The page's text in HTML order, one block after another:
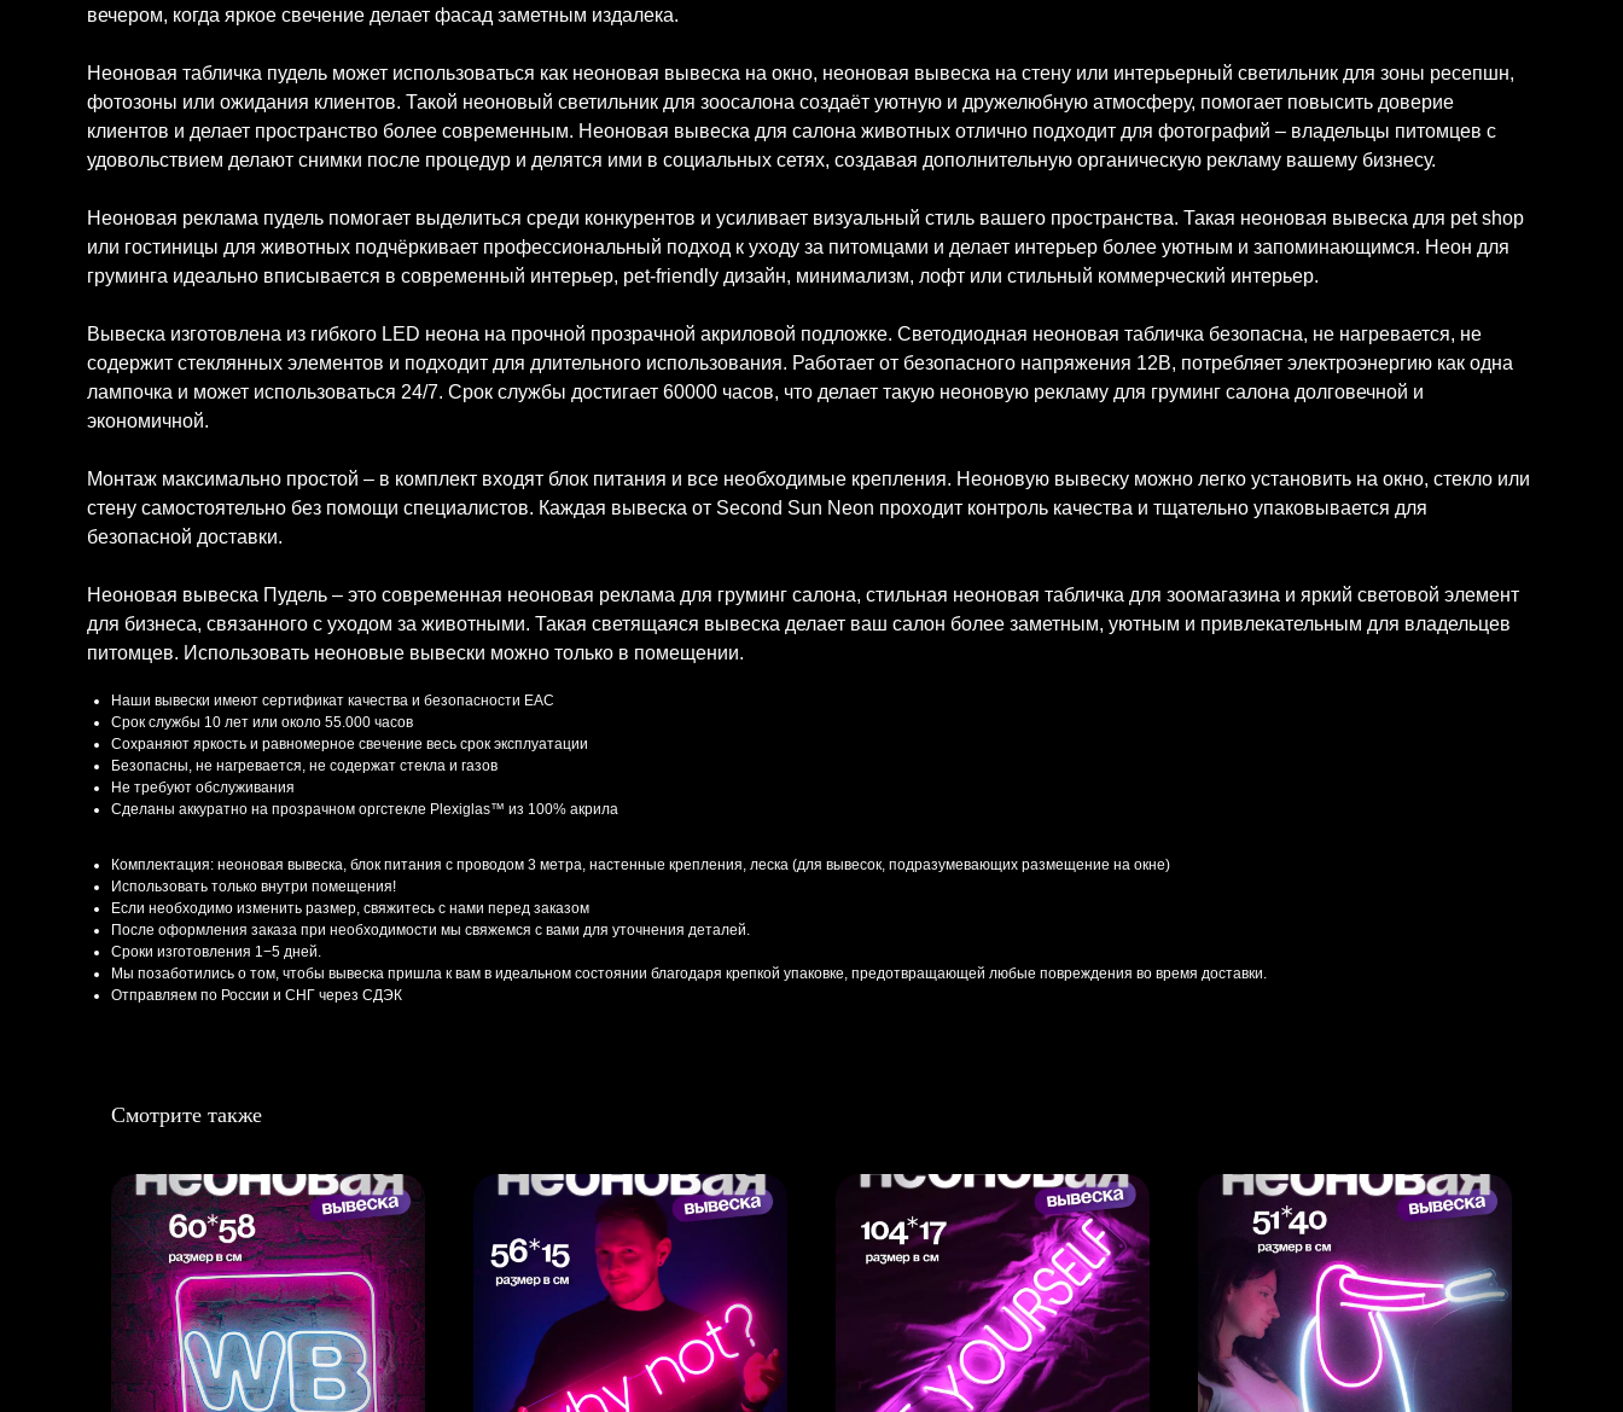
вечером, когда яркое свечение делает фасад заметным издалека.
Неоновая табличка пудель может использоваться как неоновая вывеска на окно, неоновая вывеска на стену или интерьерный светильник для зоны ресепшн,
фотозоны или ожидания клиентов. Такой неоновый светильник для зоосалона создаёт уютную и дружелюбную атмосферу, помогает повысить доверие
клиентов и делает пространство более современным. Неоновая вывеска для салона животных отлично подходит для фотографий – владельцы питомцев с
удовольствием делают снимки после процедур и делятся ими в социальных сетях, создавая дополнительную органическую рекламу вашему бизнесу.
Неоновая реклама пудель помогает выделиться среди конкурентов и усиливает визуальный стиль вашего пространства. Такая неоновая вывеска для pet shop
или гостиницы для животных подчёркивает профессиональный подход к уходу за питомцами и делает интерьер более уютным и запоминающимся. Неон для
груминга идеально вписывается в современный интерьер, pet-friendly дизайн, минимализм, лофт или стильный коммерческий интерьер.
Вывеска изготовлена из гибкого LED неона на прочной прозрачной акриловой подложке. Светодиодная неоновая табличка безопасна, не нагревается, не
содержит стеклянных элементов и подходит для длительного использования. Работает от безопасного напряжения 12В, потребляет электроэнергию как одна
лампочка и может использоваться 24/7. Срок службы достигает 60000 часов, что делает такую неоновую рекламу для груминг салона долговечной и
экономичной.
Монтаж максимально простой – в комплект входят блок питания и все необходимые крепления. Неоновую вывеску можно легко установить на окно, стекло или
стену самостоятельно без помощи специалистов. Каждая вывеска от Second Sun Neon проходит контроль качества и тщательно упаковывается для
безопасной доставки.
Неоновая вывеска Пудель – это современная неоновая реклама для груминг салона, стильная неоновая табличка для зоомагазина и яркий световой элемент
для бизнеса, связанного с уходом за животными. Такая светящаяся вывеска делает ваш салон более заметным, уютным и привлекательным для владельцев
питомцев. Использовать неоновые вывески можно только в помещении.
Наши вывески имеют сертификат качества и безопасности EAC
Срок службы 10 лет или около 55.000 часов
Сохраняют яркость и равномерное свечение весь срок эксплуатации
Безопасны, не нагревается, не содержат стекла и газов
Не требуют обслуживания
Сделаны аккуратно на прозрачном оргстекле Plexiglas™ из 100% акрила
Комплектация: неоновая вывеска, блок питания с проводом 3 метра, настенные крепления, леска (для вывесок, подразумевающих размещение на окне)
Использовать только внутри помещения!
Если необходимо изменить размер, свяжитесь с нами перед заказом
После оформления заказа при необходимости мы свяжемся с вами для уточнения деталей.
Сроки изготовления 1−5 дней.
Мы позаботились о том, чтобы вывеска пришла к вам в идеальном состоянии благодаря крепкой упаковке, предотвращающей любые повреждения во время доставки.
Отправляем по России и СНГ через СДЭК
Смотрите также